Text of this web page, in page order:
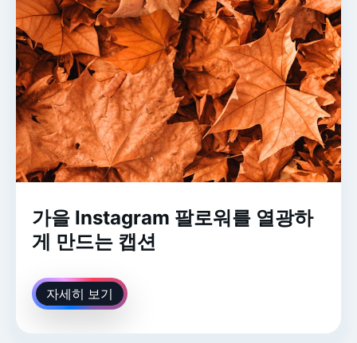
가을 Instagram 팔로워를 열광하
게 만드는 캡션
자세히 보기